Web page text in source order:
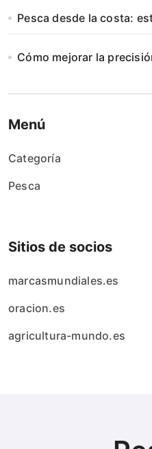
Pesca desde la costa:
Cómo mejorar la
Menú
Categoría
Pesca
Sitios de socios
marcasmundiales.es
oracion.es
agricultura-mundo.es